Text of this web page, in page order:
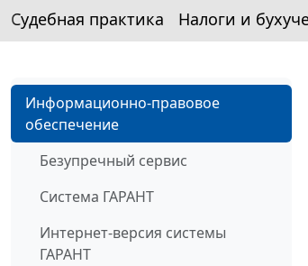
Судебная практика Налоги и
Информационно-правовое
обеспечение
Безупречный сервис
Система ГАРАНТ
Интернет-версия системы
ГАРАНТ